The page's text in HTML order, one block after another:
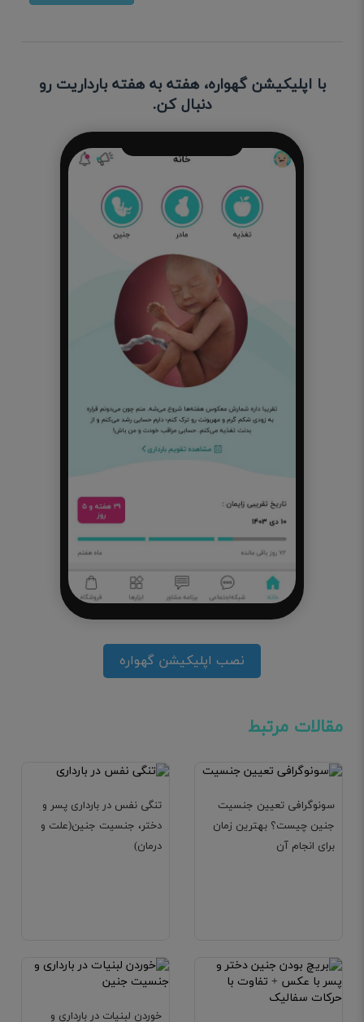
با اپلیکیشن گهواره، هفته به هفته بارداریت رو
دنبال کن.
نصب اپلیکیشن گهواره
مقالات مرتبط
تنگی نفس در بارداری پسر و
دختر، جنسیت جنین(علت و
درمان)
سونوگرافی تعیین جنسیت
جنین چیست؟ بهترین زمان
برای انجام آن
خوردن لبنیات در بارداری و